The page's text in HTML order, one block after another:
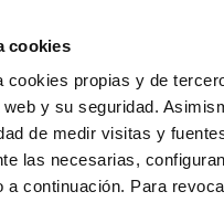
cookies
cookies propias y de
web y su seguridad.
de medir visitas y
las necesarias,
a continuación. Para
IGUALDAD